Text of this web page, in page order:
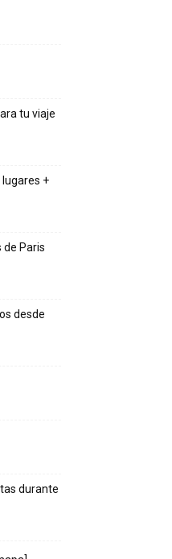
tu viaje
lugares +
de Pari­s
desde
durante